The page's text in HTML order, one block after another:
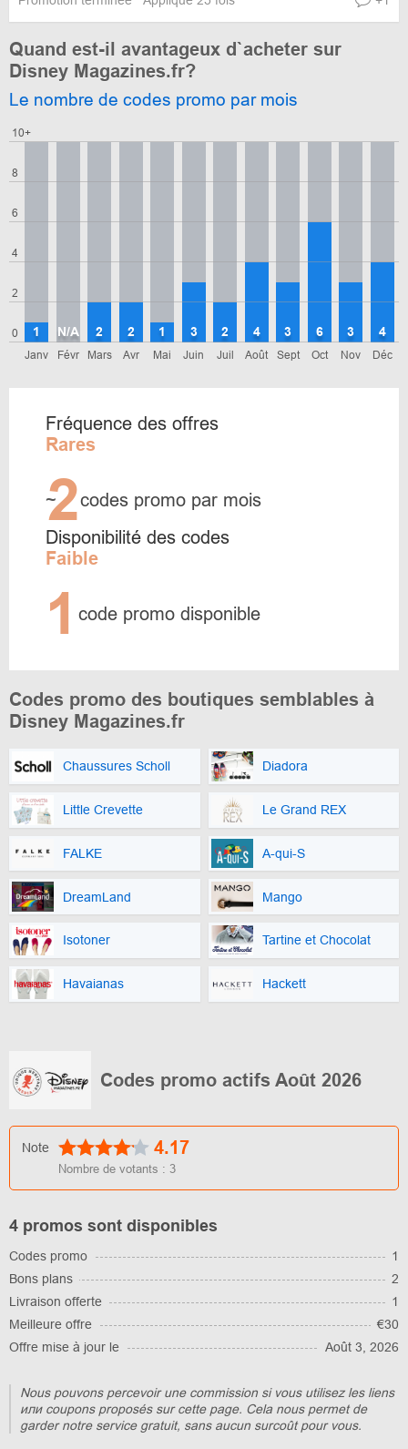
Quand est-il avantageux d`acheter sur
Disney Magazines.fr?
Le nombre de codes promo par mois
0
2
4
6
8
10+
Janv
1
Févr
N/A
Mars
2
Avr
2
Mai
1
Juin
3
Juil
2
Août
4
Sept
3
Oct
6
Nov
3
Déc
4
Fréquence des offres
Rares
~
2codes promo par mois
Disponibilité des codes
Faible
1 code promo disponible
Codes promo des boutiques semblables à
Disney Magazines.fr
Chaussures Scholl Diadora
Little Crevette Le Grand REX
FALKE A-qui-S
DreamLand Mango
Isotoner Tartine et Chocolat
Havaianas Hackett
Codes promo actifs Août 2026
Note 4.17
Nombre de votants : 3
4 promos sont disponibles
Codes promo
1
Bons plans
2
Livraison offerte
1
Meilleure offre
€30
Offre mise à jour le
Août 3, 2026
Nous pouvons percevoir une commission si vous utilisez les liens
или coupons proposés sur cette page. Cela nous permet de
garder notre service gratuit, sans aucun surcoût pour vous.